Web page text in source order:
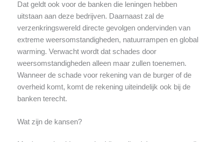
Dat geldt ook voor de banken die leningen hebben
uitstaan aan deze bedrijven. Daarnaast zal de
verzenkringswereld directe gevolgen ondervinden van
extreme weersomstandigheden, natuurrampen en global
warming. Verwacht wordt dat schades door
weersomstandigheden alleen maar zullen toenemen.
Wanneer de schade voor rekening van de burger of de
overheid komt, komt de rekening uiteindelijk ook bij de
banken terecht.
Wat zijn de kansen?